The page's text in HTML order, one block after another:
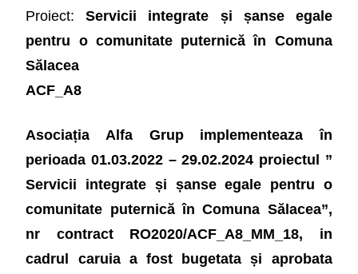
Proiect:Servicii integrate și șanse egale
pentru o comunitate puternică în Comuna
Sălacea
ACF_A8
Asociația Alfa Grup implementeaza în
perioada 01.03.2022 – 29.02.2024 proiectul ”
Servicii integrate și șanse egale pentru o
comunitate puternică în Comuna Sălacea”,
nr contract RO2020/ACF_A8_MM_18, in
cadrul caruia a fost bugetata și aprobata